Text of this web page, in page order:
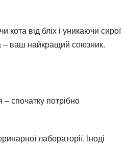
від бліх і уникаючи сирої
– ваш найкращий союзник.
спочатку потрібно
лабораторії. Іноді